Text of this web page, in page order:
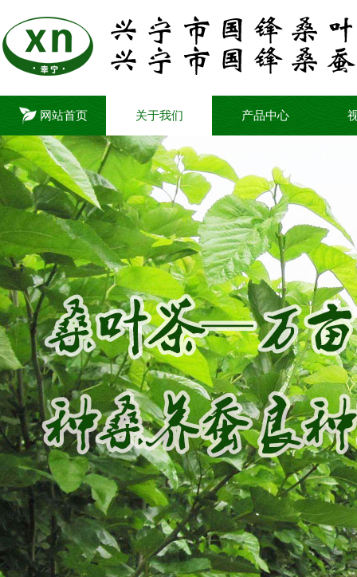
网站首页 关于我们 产品中心